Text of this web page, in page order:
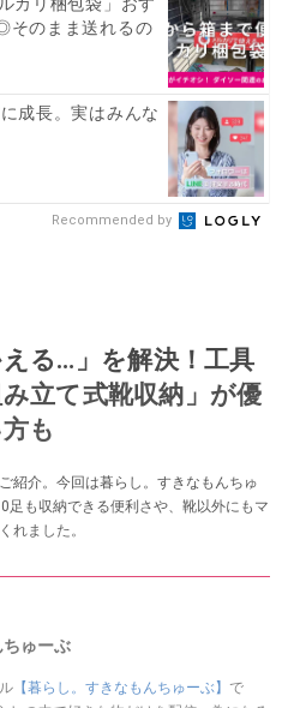
カリ梱包袋」おす
そのまま送れるの
成長。実はみんな
Recommended by
える…」を解決！工具
立て式靴収納」が優
も
紹介。今回は暮らし。すきなもんちゅ
足も収納できる便利さや、靴以外にもマ
れました。
ゅーぶ
【暮らし。すきなもんちゅーぶ】 で